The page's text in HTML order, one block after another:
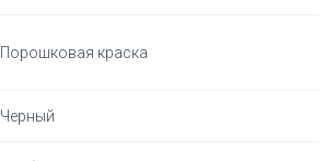
Порошковая краска
Черный